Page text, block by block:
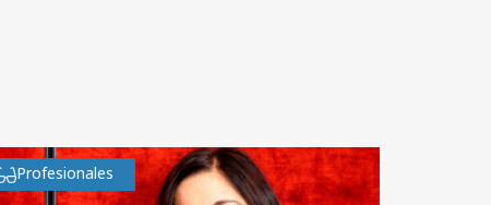
Profesionales